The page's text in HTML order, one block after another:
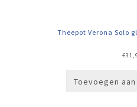
Theepot Verona Solo
€
Toevoegen